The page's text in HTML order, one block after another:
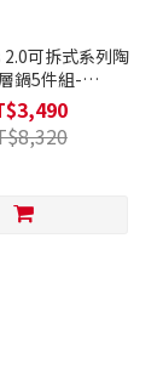
可拆式系列陶
鍋5件組-
導全覆底/IH爐
不挑爐具)